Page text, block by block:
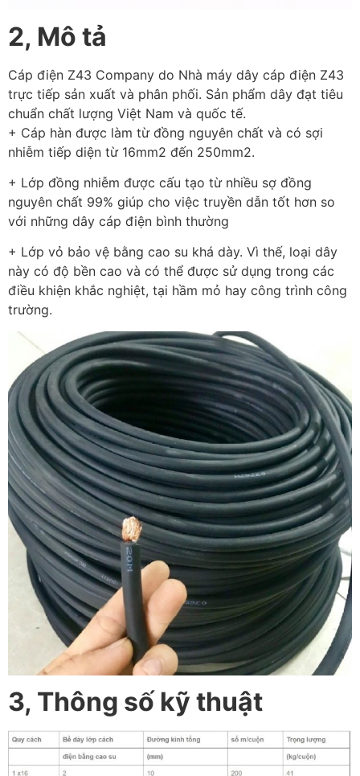
2, Mô tả
Cáp điện Z43 Company do Nhà máy dây cáp điện Z43
trực tiếp sản xuất và phân phối. Sản phẩm dây đạt tiêu
chuẩn chất lượng Việt Nam và quốc tế.
+ Cáp hàn được làm từ đồng nguyên chất và có sợi
nhiễm tiếp diện từ 16mm2 đến 250mm2.
+ Lớp đồng nhiễm được cấu tạo từ nhiều sợ đồng
nguyên chất 99% giúp cho việc truyền dẫn tốt hơn so
với những dây cáp điện bình thường
+ Lớp vỏ bảo vệ bằng cao su khá dày. Vì thế, loại dây
này có độ bền cao và có thể được sử dụng trong các
điều khiện khắc nghiệt, tại hầm mỏ hay công trình công
trường.
3, Thông số kỹ thuật